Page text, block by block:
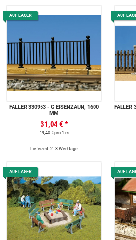
AUF LAGER
FALLER 330953 - G EISENZAUN, 1600
MM
31,04 € *
19,40 € pro 1 m
Lieferzeit: 2 - 3 Werktage
AUF
FALLER 330954 - G GARTENZAUN, 1600
AUF LAGER AUF